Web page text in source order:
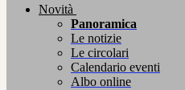
Novità
Panoramica
Le notizie
Le circolari
Calendario eventi
Albo online